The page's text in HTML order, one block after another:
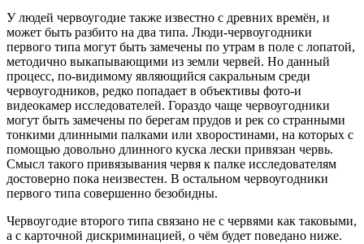
У людей червоугодие также известно с древних времён, и
может быть разбито на два типа. Люди-червоугодники
первого типа могут быть замечены по утрам в поле с лопатой,
методично выкапывающими из земли червей. Но данный
процесс, по-видимому являющийся сакральным среди
червоугодников, редко попадает в объективы фото-и
видеокамер исследователей. Гораздо чаще червоугодники
могут быть замечены по берегам прудов и рек со странными
тонкими длинными палками или хворостинами, на которых с
помощью довольно длинного куска лески привязан червь.
Смысл такого привязывания червя к палке исследователям
достоверно пока неизвестен. В остальном червоугодники
первого типа совершенно безобидны.
Червоугодие второго типа связано не с червями как таковыми,
а с карточной дискриминацией, о чём будет поведано ниже.